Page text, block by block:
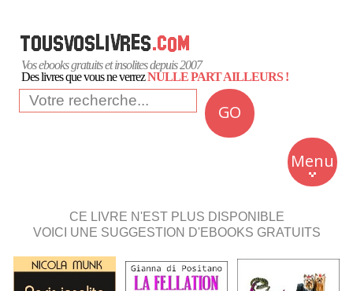
Vos ebooks gratuits et insolites depuis 2007
Des livres que vous ne verrezNULLE PART AILLEURS !
GO
Menu
Insolite
Business
Romans
Quotidien
CE LIVRE N'EST PLUS DISPONIBLE
VOICI UNE SUGGESTION D'EBOOKS GRATUITS